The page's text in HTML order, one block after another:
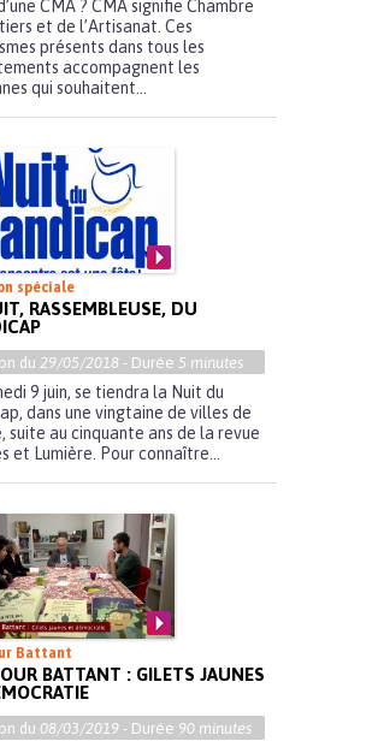
CMA ? CMA signifie Chambre
et de l’Artisanat. Ces
présents dans tous les
accompagnent les
qui souhaitent...
spéciale
RASSEMBLEUSE, DU
du 29/05/2018 - Durée 5 minutes
9 juin, se tiendra la Nuit du
dans une vingtaine de villes de
suite au cinquante ans de la revue
et Lumière. Pour connaître...
Battant
BATTANT : GILETS JAUNES
du 08/03/2019 - Durée 90 minutes